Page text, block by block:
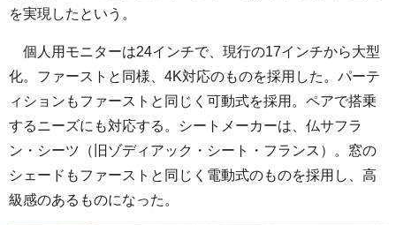
を実現したという。
個人用モニターは24インチで、現行の17インチから大型
化。ファーストと同様、4K対応のものを採用した。パーテ
ィションもファーストと同じく可動式を採用。ペアで搭乗
するニーズにも対応する。シートメーカーは、仏サフラ
ン・シーツ（旧ゾディアック・シート・フランス）。窓の
シェードもファーストと同じく電動式のものを採用し、高
級感のあるものになった。